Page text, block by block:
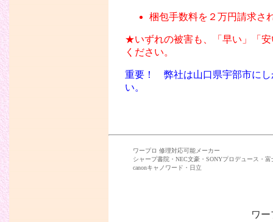
梱包手数料を２万円請求さ
★いずれの被害も、「早い」「
ください。
重要！ 弊社は山口県宇部市にし
い。
ワープロ 修理対応可能メーカー
シャープ書院・NEC文豪・SONYプロデュース・
canonキャノワード・日立
ワ